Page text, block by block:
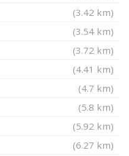
(3.42 km)
(3.54 km)
(3.72 km)
(4.41 km)
(4.7 km)
(5.8 km)
(5.92 km)
(6.27 km)